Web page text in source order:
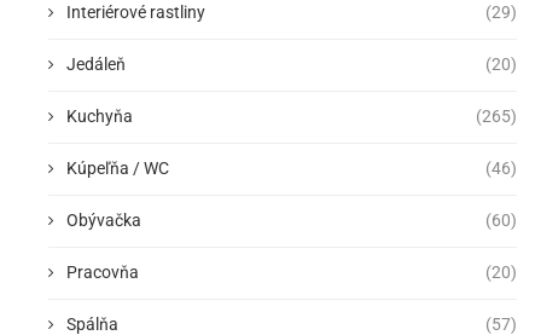
Interiérové rastliny (29)
Jedáleň (20)
Kuchyňa (265)
Kúpeľňa / WC (46)
Obývačka (60)
Pracovňa (20)
Spálňa (57)